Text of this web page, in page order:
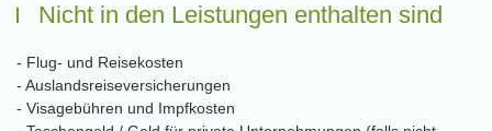
Nicht in den Leistungen enthalten sind
- Flug- und Reisekosten
- Auslandsreiseversicherungen
- Visagebühren und Impfkosten